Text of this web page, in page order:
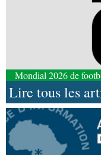
Mondial 2026 de
Lire tous les